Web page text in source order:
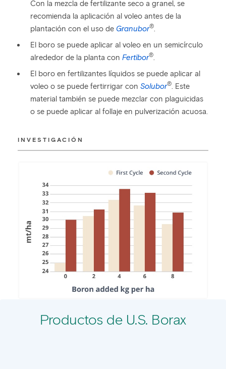
Con la mezcla de fertilizante seco a granel, se
recomienda la aplicación al voleo antes de la
plantación con el uso de Granubor®.
El boro se puede aplicar al voleo en un semicírculo
alrededor de la planta con Fertibor®.
El boro en fertilizantes líquidos se puede aplicar al
voleo o se puede fertirrigar con Solubor®. Este
material también se puede mezclar con plaguicidas
o se puede aplicar al follaje en pulverización acuosa.
INVESTIGACIÓN
Productos de U.S. Borax